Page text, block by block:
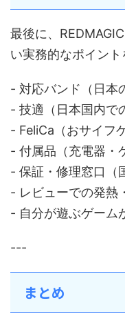
最後に、
い実務的なポイント
- 対応バンド（日本
- 技適（日本国内で
- FeliCa（おサイフ
- 付属品（充電器・
- 保証・修理窓口（
- レビューでの発熱
- 自分が遊ぶゲーム
---
まとめ